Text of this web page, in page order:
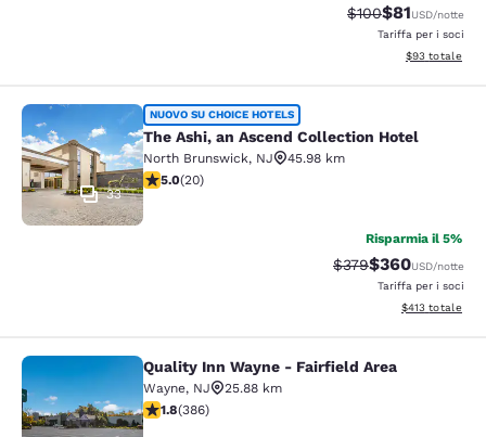
Tariffa di
$100Tariffa
$81USD/notte
Tariffa per i soci
Visualizza i
$93 totale
The Ashi, an Ascend Collection
33
NUOVO SU CHOICE HOTELS
The Ashi, an Ascend Collection Hotel
North Brunswick, NJ
45.98 km
Valutazione di 5 stelle. Eccezionale. 20 recensioni
5.0(20)
Risparmia il 5%
Tariffa di barratura:
$379Tariffa
$360USD/notte
Tariffa per i soci
Visualizza i
$413 totale
Quality Inn Wayne - Fairfield Area
Quality Inn Wayne - Fairfield Area
Wayne, NJ
25.88 km
Valutazione di 1.75 stelle. Discreto. 386 recensioni
1.8(386)